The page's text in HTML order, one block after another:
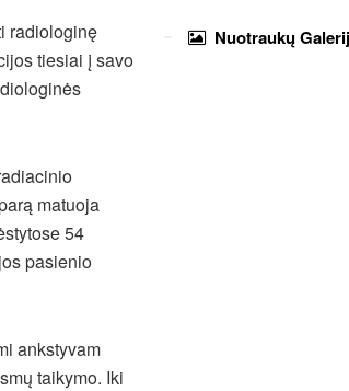
radiologinę
tiesiai į savo
matuoja
54
pasienio
ankstyvam
taikymo. Iki
Nuotraukų